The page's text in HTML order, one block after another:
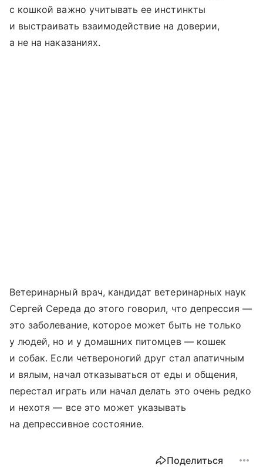
с кошкой важно учитывать ее инстинкты
и выстраивать взаимодействие на доверии,
а не на наказаниях.
Ветеринарный врач, кандидат ветеринарных наук
Сергей Середа до этого говорил, что депрессия —
это заболевание, которое может быть не только
у людей, но и у домашних питомцев — кошек
и собак. Если четвероногий друг стал апатичным
и вялым, начал отказываться от еды и общения,
перестал играть или начал делать это очень редко
и нехотя — все это может указывать
на депрессивное состояние.
Поделиться